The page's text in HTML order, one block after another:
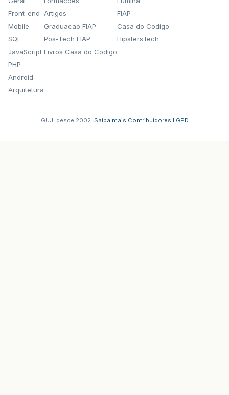
Front-end
Mobile
SQL
JavaScript
PHP
Android
Arquitetura
Artigos
Graduacao FIAP
Pos-Tech FIAP
Livros Casa do Codigo
FIAP
Casa do Codigo
Hipsters.tech
GUJ: desde 2002. Saiba mais Contribuidores LGPD